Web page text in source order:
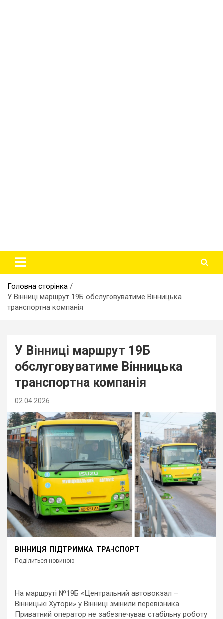
Головна сторінка
У Вінниці маршрут 19Б обслуговуватиме Вінницька
транспортна компанія
У Вінниці маршрут 19Б
обслуговуватиме Вінницька
транспортна компанія
02.04.2026
ВІННИЦЯ ПІДТРИМКА ТРАНСПОРТ
Поділиться новиною
На маршруті №19Б «Центральний автовокзал –
Вінницькі Хутори» у Вінниці змінили перевізника.
Приватний оператор не забезпечував стабільну роботу